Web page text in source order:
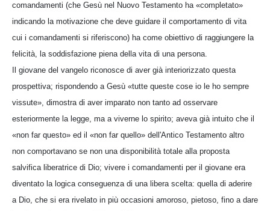
comandamenti (che Gesù nel Nuovo Testamento ha «completato»
indicando la motivazione che deve guidare il comportamento di vita
cui i comandamenti si riferiscono) ha come obiettivo di raggiungere la
felicità, la soddisfazione piena della vita di una persona.
Il giovane del vangelo riconosce di aver già interiorizzato questa
prospettiva; rispondendo a Gesù «tutte queste cose io le ho sempre
vissute», dimostra di aver imparato non tanto ad osservare
esteriormente la legge, ma a viverne lo spirito; aveva già intuito che il
«non far questo» ed il «non far quello» dell'Antico Testamento altro
non comportavano se non una disponibilità totale alla proposta
salvifica liberatrice di Dio; vivere i comandamenti per il giovane era
diventato la logica conseguenza di una libera scelta: quella di aderire
a Dio, che si era rivelato in più occasioni amoroso, pietoso, fino a dare